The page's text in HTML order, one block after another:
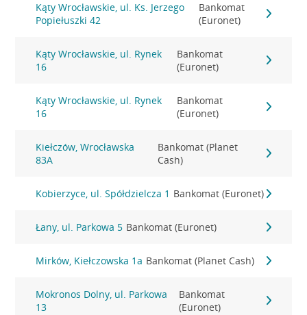
Kąty Wrocławskie, ul. Ks. Jerzego
Popiełuszki 42
Bankomat
(Euronet)
Kąty Wrocławskie, ul. Rynek
16
Bankomat
(Euronet)
Kąty Wrocławskie, ul. Rynek
16
Bankomat
(Euronet)
Kiełczów, Wrocławska
83A
Bankomat (Planet
Cash)
Kobierzyce, ul. Spółdzielcza 1 Bankomat (Euronet)
Łany, ul. Parkowa 5 Bankomat (Euronet)
Mirków, Kiełczowska 1a Bankomat (Planet Cash)
Mokronos Dolny, ul. Parkowa
13
Bankomat
(Euronet)